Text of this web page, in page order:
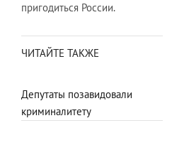
пригодиться России.
ЧИТАЙТЕ ТАКЖЕ
Депутаты позавидовали
криминалитету